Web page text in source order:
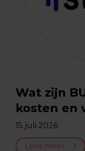
Wat zijn
kosten en
15 juli 2026
Lees meer